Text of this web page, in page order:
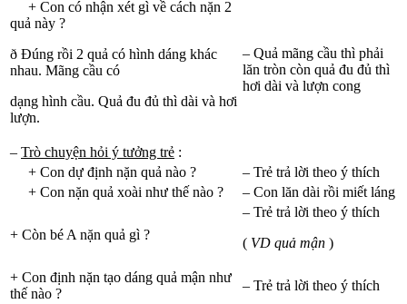
+ Con có nhận xét gì về cách nặn 2
quả này ?
ð Đúng rồi 2 quả có hình dáng khác
nhau. Mãng cầu có
dạng hình cầu. Quả đu đủ thì dài và hơi
lượn.
– Quả mãng cầu thì phải
lăn tròn còn quả đu đủ thì
hơi dài và lượn cong
– Trò chuyện hỏi ý tưởng trẻ :
+ Con dự định nặn quả nào ?
– Trẻ trả lời theo ý thích
+ Con nặn quả xoài như thế nào ?
– Con lăn dài rồi miết láng
+ Còn bé A nặn quả gì ?
– Trẻ trả lời theo ý thích
( VD quả mận )
+ Con định nặn tạo dáng quả mận như
thế nào ?
– Trẻ trả lời theo ý thích